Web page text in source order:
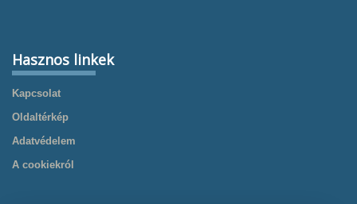
Hasznos linkek
Kapcsolat
Oldaltérkép
Adatvédelem
A cookiekról